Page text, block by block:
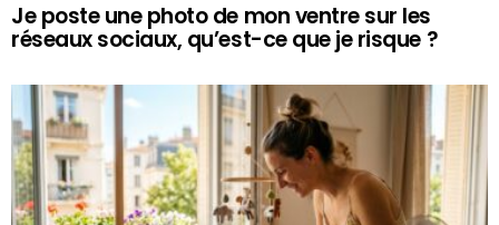
Je poste une photo de mon ventre sur les
réseaux sociaux, qu’est-ce que je risque ?